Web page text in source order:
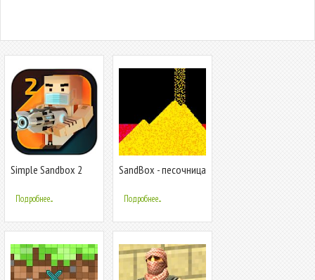
Simple Sandbox 2
Подробнее...
SandBox - песочница
Подробнее...